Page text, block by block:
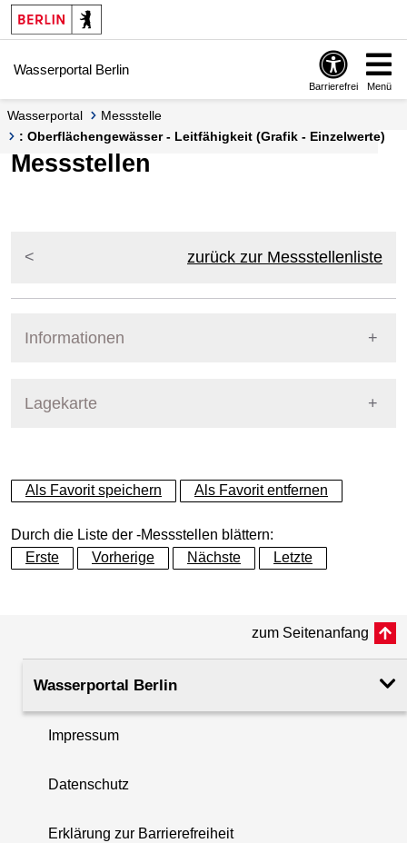
Springe zur Navigation
Springe zum Inhalt
Wasserportal Berlin
Barrierefrei Menü
Wasserportal
Messstelle
: Oberflächengewässer - Leitfähigkeit (Grafik - Einzelwerte)
Messstellen
zurück zur Messstellenliste
Informationen
Lagekarte
+
−
Als Favorit speichern Als Favorit entfernen
Durch die Liste der -Messstellen blättern:
Erste
Vorherige Nächste Letzte
zum Seitenanfang
Wasserportal Berlin
Impressum
Datenschutz
Erklärung zur Barrierefreiheit